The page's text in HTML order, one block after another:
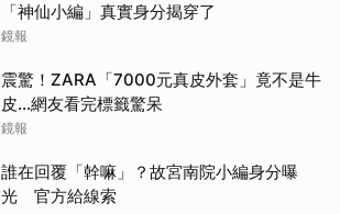
「神仙小編」真實身分揭穿了
鏡報
震驚！ZARA「7000元真皮外套」竟不是牛
皮...網友看完標籤驚呆
鏡報
誰在回覆「幹嘛」？故宮南院小編身分曝
光 官方給線索